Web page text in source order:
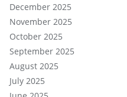
December 2025
November 2025
October 2025
September 2025
August 2025
July 2025